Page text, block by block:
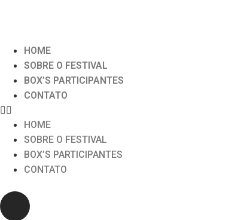
HOME
SOBRE O FESTIVAL
BOX’S PARTICIPANTES
CONTATO
HOME
SOBRE O FESTIVAL
BOX’S PARTICIPANTES
CONTATO